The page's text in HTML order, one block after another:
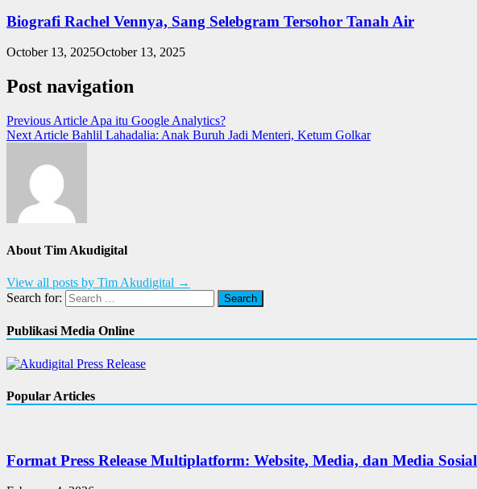
Biografi Rachel Vennya, Sang Selebgram Tersohor Tanah Air
October 13, 2025October 13, 2025
Post navigation
Previous Article Apa itu Google Analytics?
Next Article Bahlil Lahadalia: Anak Buruh Jadi Menteri, Ketum Golkar
About Tim Akudigital
View all posts by Tim Akudigital →
Search for:
Publikasi Media Online
Popular Articles
Format Press Release Multiplatform: Website, Media, dan Media Sosial